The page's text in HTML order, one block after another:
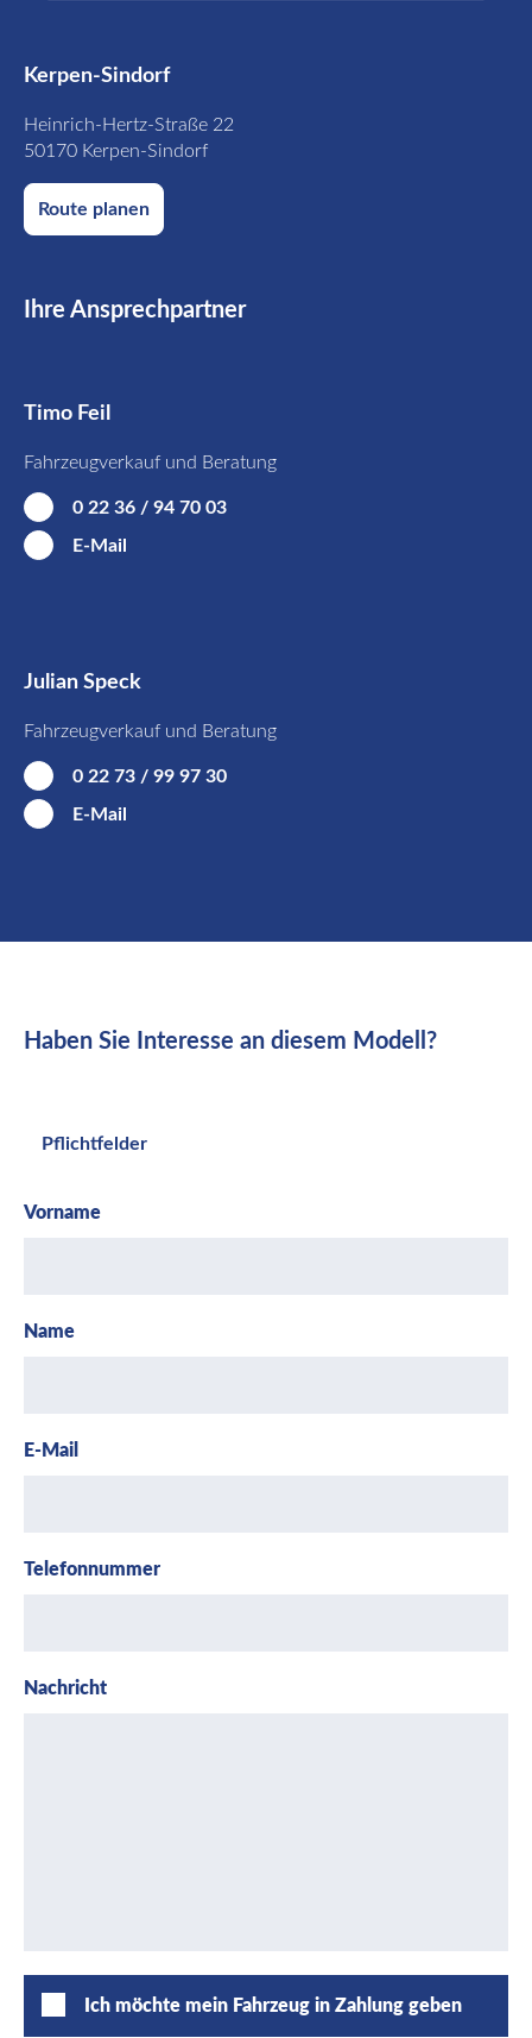
Kerpen-Sindorf
Heinrich-Hertz-Straße 22
50170 Kerpen-Sindorf
Route planen
Ihre Ansprechpartner
Timo Feil
Fahrzeugverkauf und Beratung
0 22 36 / 94 70 03
E-Mail
Julian Speck
Fahrzeugverkauf und Beratung
0 22 73 / 99 97 30
E-Mail
Haben Sie Interesse an diesem Modell?
Pflichtfelder
Vorname
Name
E-Mail
Telefonnummer
Nachricht
Ich möchte mein Fahrzeug in Zahlung geben